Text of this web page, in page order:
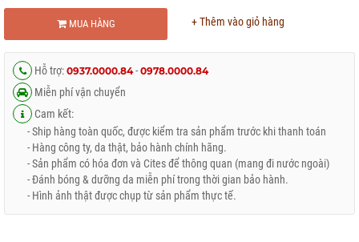
MUA HÀNG + Thêm vào giỏ hàng
Hỗ trợ: 0937.0000.84- 0978.0000.84
Miễn phí vận chuyển
Cam kết:
- Ship hàng toàn quốc, được kiểm tra sản phẩm trước khi thanh toán
- Hàng công ty, da thật, bảo hành chính hãng.
- Sản phẩm có hóa đơn và Cites để thông quan (mang đi nước ngoài)
- Đánh bóng & dưỡng da miễn phí trong thời gian bảo hành.
- Hình ảnh thật được chụp từ sản phẩm thực tế.